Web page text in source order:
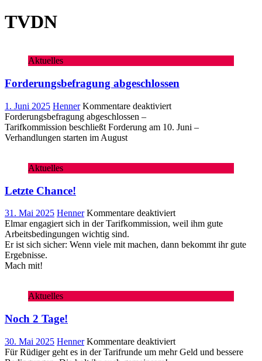
TVDN
Aktuelles
Forderungsbefragung abgeschlossen
1. Juni 2025 Henner Kommentare deaktiviertfür
abgeschlossen
Forderungsbefragung abgeschlossen –
Tarifkommission beschließt Forderung am 10. Juni –
Verhandlungen starten im August
Aktuelles
Letzte Chance!
31. Mai 2025 Henner Kommentare deaktiviertfür
Letzte
Elmar engagiert sich in der Tarifkommission, weil ihm gute
Arbeitsbedingungen wichtig sind.
Er ist sich sicher: Wenn viele mit machen, dann bekommt ihr gute
Ergebnisse.
Mach mit!
Aktuelles
Noch 2 Tage!
30. Mai 2025 Henner Kommentare deaktiviertfür
Noch
Für Rüdiger geht es in der Tarifrunde um mehr Geld und bessere